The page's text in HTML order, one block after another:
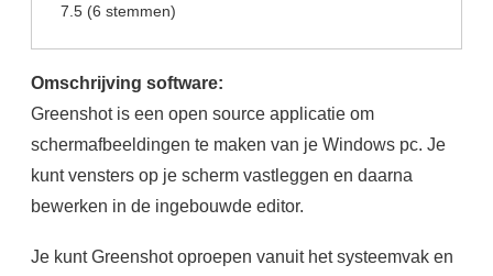
7.5 (6 stemmen)
Omschrijving software:
Greenshot is een open source applicatie om
schermafbeeldingen te maken van je Windows pc. Je
kunt vensters op je scherm vastleggen en daarna
bewerken in de ingebouwde editor.
Je kunt Greenshot oproepen vanuit het systeemvak en